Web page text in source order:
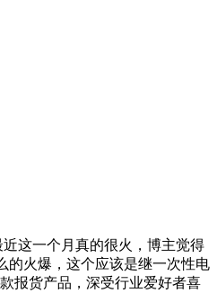
近这一个月真的很火，博主觉得
的火爆，这个应该是继一次性电
报货产品，深受行业爱好者喜